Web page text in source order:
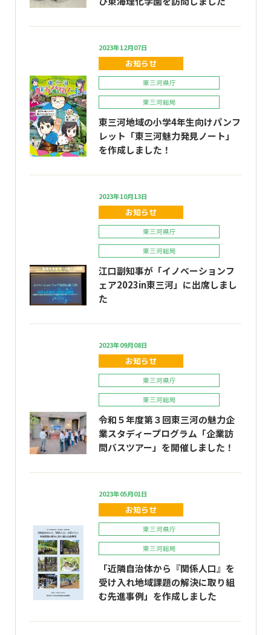
2023年12月07日
お知らせ
東三河県庁
東三河総局
東三河地域の小学4年生向けパンフ
レット「東三河魅力発見ノート」
を作成しました！
2023年10月13日
お知らせ
東三河県庁
東三河総局
江口副知事が「イノベーションフ
ェア2023in東三河」に出席しまし
た
2023年09月08日
お知らせ
東三河県庁
東三河総局
令和５年度第３回東三河の魅力企
業スタディープログラム「企業訪
問バスツアー」を開催しました！
2023年05月01日
お知らせ
東三河県庁
東三河総局
「近隣自治体から『関係人口』を
受け入れ地域課題の解決に取り組
む先進事例」を作成しました